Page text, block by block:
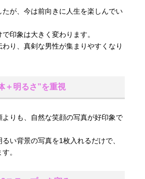
たが、今は前向きに人生を楽しんでい
印象は大きく変わります。
り、真剣な男性が集まりやすくなり
＋明るさ”を重視
りも、自然な笑顔の写真が好印象で
い背景の写真を1枚入れるだけで、
。